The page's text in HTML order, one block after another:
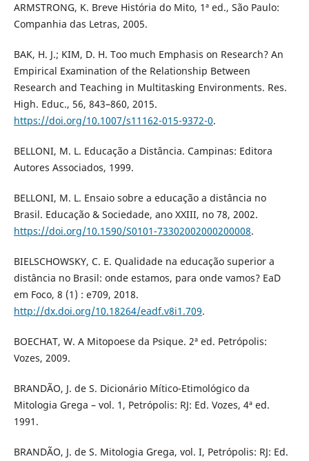
ARMSTRONG, K. Breve História do Mito, 1ª ed., São Paulo:
Companhia das Letras, 2005.
BAK, H. J.; KIM, D. H. Too much Emphasis on Research? An
Empirical Examination of the Relationship Between
Research and Teaching in Multitasking Environments. Res.
High. Educ., 56, 843–860, 2015.
https://doi.org/10.1007/s11162-015-9372-0.
BELLONI, M. L. Educação a Distância. Campinas: Editora
Autores Associados, 1999.
BELLONI, M. L. Ensaio sobre a educação a distância no
Brasil. Educação & Sociedade, ano XXIII, no 78, 2002.
https://doi.org/10.1590/S0101-73302002000200008.
BIELSCHOWSKY, C. E. Qualidade na educação superior a
distância no Brasil: onde estamos, para onde vamos? EaD
em Foco, 8 (1) : e709, 2018.
http://dx.doi.org/10.18264/eadf.v8i1.709.
BOECHAT, W. A Mitopoese da Psique. 2ª ed. Petrópolis:
Vozes, 2009.
BRANDÃO, J. de S. Dicionário Mítico-Etimológico da
Mitologia Grega – vol. 1, Petrópolis: RJ: Ed. Vozes, 4ª ed.
1991.
BRANDÃO, J. de S. Mitologia Grega, vol. I, Petrópolis: RJ: Ed.